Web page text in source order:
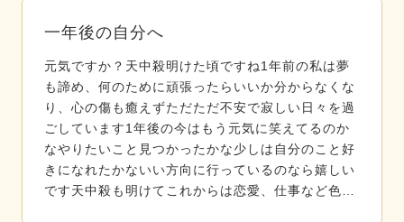
一年後の自分へ
元気ですか？天中殺明けた頃ですね1年前の私は夢
も諦め、何のために頑張ったらいいか分からなくな
り、心の傷も癒えずただただ不安で寂しい日々を過
ごしています1年後の今はもう元気に笑えてるのか
なやりたいこと見つかったかな少しは自分のこと好
きになれたかないい方向に行っているのなら嬉しい
です天中殺も明けてこれからは恋愛、仕事など色…